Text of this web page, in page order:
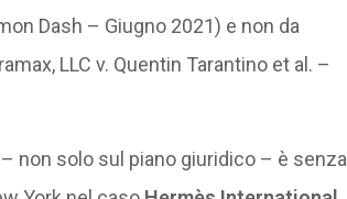
Dash – Giugno 2021) e non da
LLC v. Quentin Tarantino et al. –
non solo sul piano giuridico – è senza